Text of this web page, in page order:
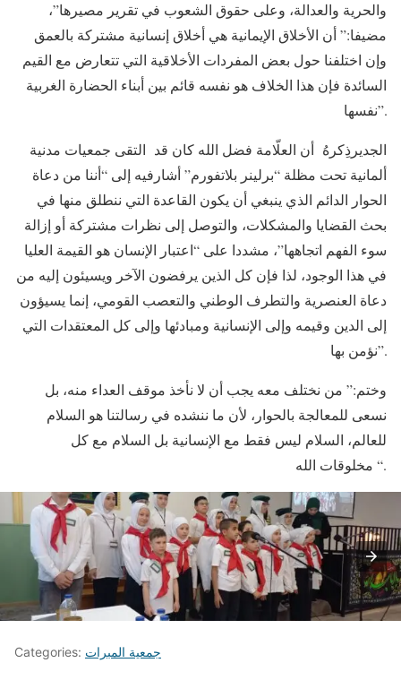
والحرية والعدالة، وعلى حقوق الشعوب في تقرير مصيرها”،
مضيفا:” أن الأخلاق الإيمانية هي أخلاق إنسانية مشتركة بالعمق
وإن اختلفنا حول بعض المفردات الأخلاقية التي تتعارض مع القيم
السائدة فإن هذا الخلاف هو نفسه قائم بين أبناء الحضارة الغربية
نفسها”.
الجديرذِكرهُ أن العلّامة فضل الله كان قد التقى جمعيات مدنية
ألمانية تحت مظلة “برلينر بلاتفورم” أشارفيه إلى “أننا من دعاة
الحوار الدائم الذي ينبغي أن يكون القاعدة التي ننطلق منها في
بحث القضايا والمشكلات، والتوصل إلى نظرات مشتركة أو إزالة
سوء الفهم اتجاهها”، مشددا على “اعتبار الإنسان هو القيمة العليا
في هذا الوجود، لذا فإن كل الذين يرفضون الآخر ويسيئون إليه من
دعاة العنصرية والتطرف الوطني والتعصب القومي، إنما يسيؤون
إلى الدين وقيمه وإلى الإنسانية ومبادئها وإلى كل المعتقدات التي
نؤمن بها”.
وختم:” من نختلف معه يجب أن لا نأخذ موقف العداء منه، بل
نسعى للمعالجة بالحوار، لأن ما ننشده في رسالتنا هو السلام
للعالم، السلام ليس فقط مع الإنسانية بل السلام مع كل
مخلوقات الله “.
Categories: جمعية المبرات